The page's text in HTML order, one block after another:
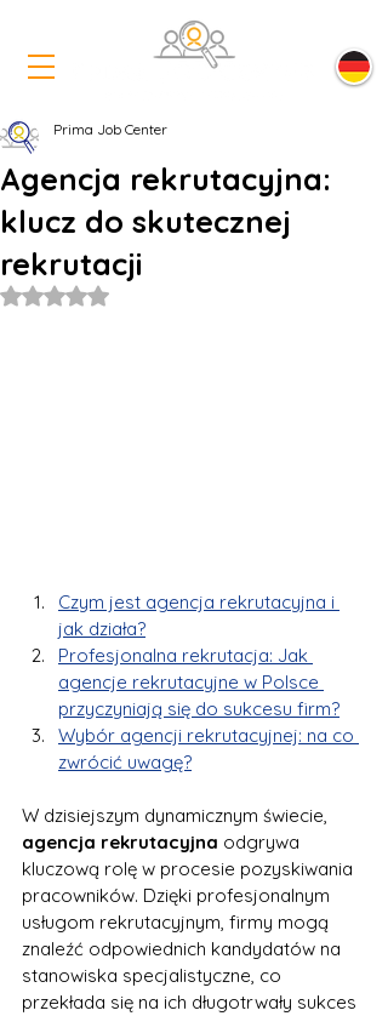
Agencja rekrutacyjna:
klucz do skutecznej
rekrutacji
Prima Job Center
Oceniono na NaN z 5 gwiazdek.
Czym jest agencja rekrutacyjna i
jak działa?
Profesjonalna rekrutacja: Jak
agencje rekrutacyjne w Polsce
przyczyniają się do sukcesu firm?
Wybór agencji rekrutacyjnej: na co
zwrócić uwagę?
W dzisiejszym dynamicznym świecie,
agencja rekrutacyjna odgrywa
kluczową rolę w procesie pozyskiwania
pracowników. Dzięki profesjonalnym
usługom rekrutacyjnym, firmy mogą
znaleźć odpowiednich kandydatów na
stanowiska specjalistyczne, co
przekłada się na ich długotrwały sukces